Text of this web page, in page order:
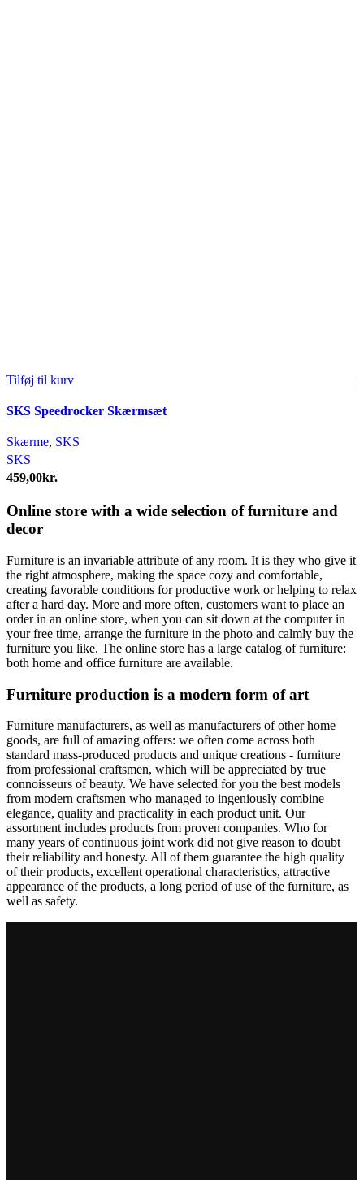
Tilføj til kurv
SKS Speedrocker Skærmsæt
Skærme, SKS
SKS
459,00kr.
Online store with a wide selection of furniture and
decor
Furniture is an invariable attribute of any room. It is they who give it
the right atmosphere, making the space cozy and comfortable,
creating favorable conditions for productive work or helping to relax
after a hard day. More and more often, customers want to place an
order in an online store, when you can sit down at the computer in
your free time, arrange the furniture in the photo and calmly buy the
furniture you like. The online store has a large catalog of furniture:
both home and office furniture are available.
Furniture production is a modern form of art
Furniture manufacturers, as well as manufacturers of other home
goods, are full of amazing offers: we often come across both
standard mass-produced products and unique creations - furniture
from professional craftsmen, which will be appreciated by true
connoisseurs of beauty. We have selected for you the best models
from modern craftsmen who managed to ingeniously combine
elegance, quality and practicality in each product unit. Our
assortment includes products from proven companies. Who for
many years of continuous joint work did not give reason to doubt
their reliability and honesty. All of them guarantee the high quality
of their products, excellent operational characteristics, attractive
appearance of the products, a long period of use of the furniture, as
well as safety.